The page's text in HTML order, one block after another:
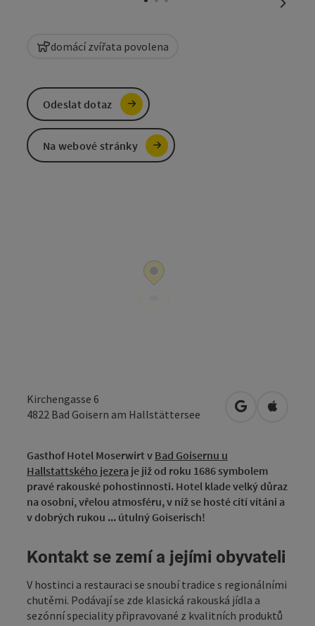
domácí zvířata povolena
Kirchengasse 6
4822 Bad Goisern am Hallstättersee Otevřít vOtevřít
Gasthof Hotel Moserwirt v Bad Goisernu u
Hallstattského jezera je již od roku 1686 symbolem
pravé rakouské pohostinnosti. Hotel klade velký důraz
na osobní, vřelou atmosféru, v níž se hosté cítí vítáni a
v dobrých rukou ... útulný Goiserisch!
Kontakt se zemí a jejími obyvateli
V hostinci a restauraci se snoubí tradice s regionálními
chutěmi. Podávají se zde klasická rakouská jídla a
sezónní speciality připravované z kvalitních produktů
Odeslat dotaz
Na webové stránky